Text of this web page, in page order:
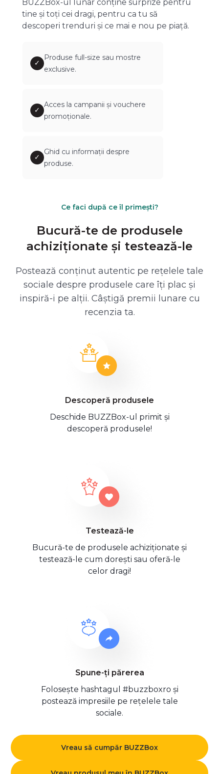
BUZZBox-ul lunar conține surprize pentru
tine și toți cei dragi, pentru ca tu să
descoperi trenduri și ce mai e nou pe piață.
✓
Produse full-size sau mostre
exclusive.
✓
Acces la campanii și vouchere
promoționale.
✓
Ghid cu informații despre
produse.
Ce faci după ce îl primești?
Bucură-te de produsele
achiziționate și testează-le
Postează conținut autentic pe rețelele tale
sociale despre produsele care îți plac și
inspiră-i pe alții. Câștigă premii lunare cu
recenzia ta.
Descoperă produsele
Deschide BUZZBox-ul primit și
descoperă produsele!
Testează-le
Bucură-te de produsele achiziționate și
testează-le cum dorești sau oferă-le
celor dragi!
Spune-ți părerea
Folosește hashtagul #buzzboxro și
postează impresiile pe rețelele tale
sociale.
Vreau să cumpăr BUZZBox